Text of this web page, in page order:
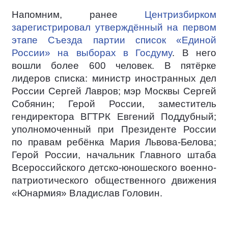
Напомним, ранее Центризбирком
зарегистрировал утверждённый на первом
этапе Съезда партии список «Единой
России» на выборах в Госдуму. В него
вошли более 600 человек. В пятёрке
лидеров списка: министр иностранных дел
России Сергей Лавров; мэр Москвы Сергей
Собянин; Герой России, заместитель
гендиректора ВГТРК Евгений Поддубный;
уполномоченный при Президенте России
по правам ребёнка Мария Львова-Белова;
Герой России, начальник Главного штаба
Всероссийского детско-юношеского военно-
патриотического общественного движения
«Юнармия» Владислав Головин.